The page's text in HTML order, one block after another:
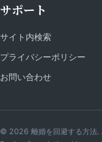
サポート
サイト内検索
プライバシーポリシー
お問い合わせ
© 2026 離婚を回避する方